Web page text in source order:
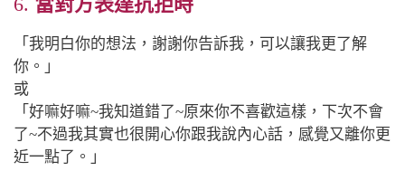
「我明白你的想法，謝謝你告訴我，可以讓我更了解
你。」
或
「好嘛好嘛~我知道錯了~原來你不喜歡這樣，下次不會
了~不過我其實也很開心你跟我說內心話，感覺又離你更
近一點了。」